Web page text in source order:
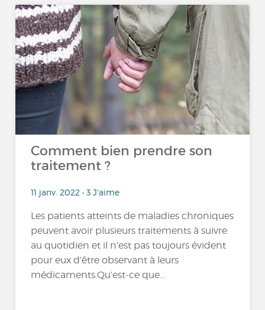
Comment bien prendre son
traitement ?
11 janv. 2022 • 3 J'aime
Les patients atteints de maladies chroniques
peuvent avoir plusieurs traitements à suivre
au quotidien et il n’est pas toujours évident
pour eux d’être observant à leurs
médicaments.Qu’est-ce que...